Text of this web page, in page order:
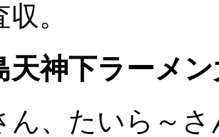
。
天神下ラーメ
ん、たいら～